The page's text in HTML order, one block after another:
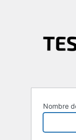
Nombre